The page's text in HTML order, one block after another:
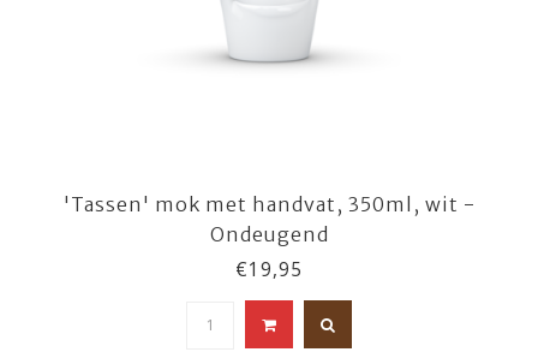
'Tassen' mok met handvat, 350ml, wit -
Ondeugend
€19,95